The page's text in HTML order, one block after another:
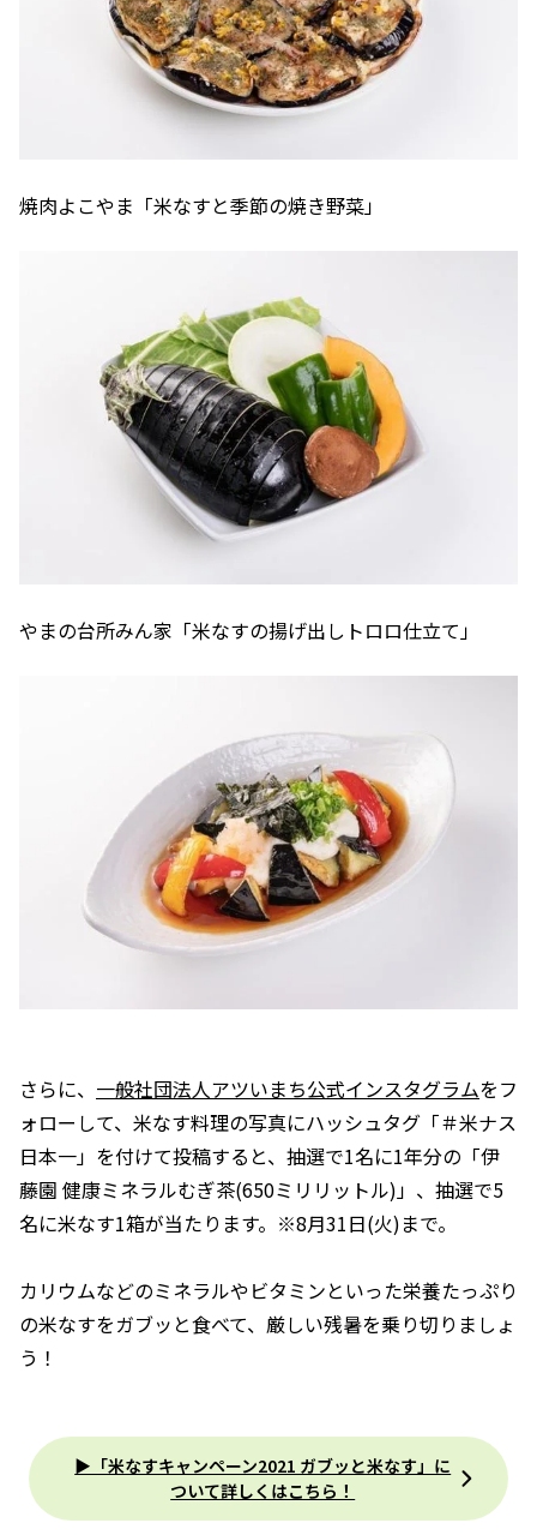
焼肉よこやま「米なすと季節の焼き野菜」
やまの台所みん家「米なすの揚げ出しトロロ仕立て」
さらに、 一般社団法人アツいまち公式インスタグラムをフ
ォローして、米なす料理の写真にハッシュタグ「＃米ナス
日本一」を付けて投稿すると、抽選で1名に1年分の「伊
藤園 健康ミネラルむぎ茶(650ミリリットル)」、抽選で5
名に米なす1箱が当たります。※8月31日(火)まで。
カリウムなどのミネラルやビタミンといった栄養たっぷり
の米なすをガブッと食べて、厳しい残暑を乗り切りましょ
う！
▶「米なすキャンペーン2021 ガブッと米なす」に
ついて詳しくはこちら！